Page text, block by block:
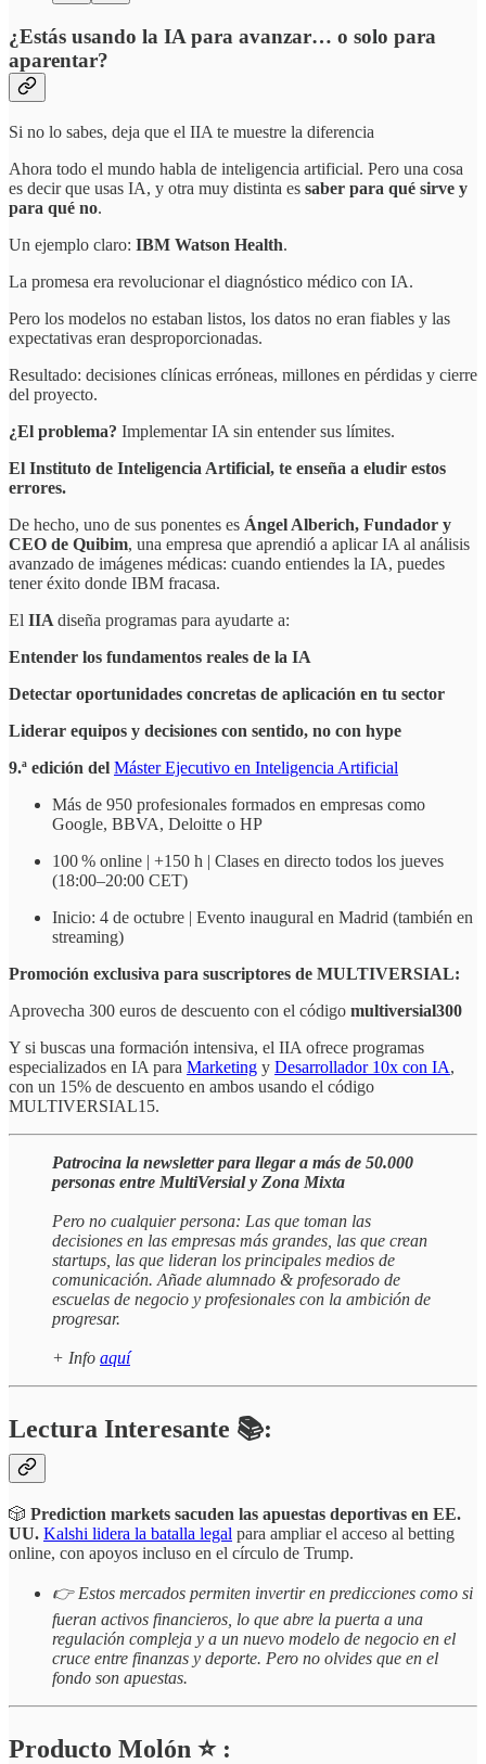
¿Estás usando la IA para avanzar… o solo para
aparentar?
Si no lo sabes, deja que el IIA te muestre la diferencia
Ahora todo el mundo habla de inteligencia artificial. Pero una cosa
es decir que usas IA, y otra muy distinta es saber para qué sirve y
para qué no.
Un ejemplo claro: IBM Watson Health.
La promesa era revolucionar el diagnóstico médico con IA.
Pero los modelos no estaban listos, los datos no eran fiables y las
expectativas eran desproporcionadas.
Resultado: decisiones clínicas erróneas, millones en pérdidas y cierre
del proyecto.
¿El problema? Implementar IA sin entender sus límites.
El Instituto de Inteligencia Artificial, te enseña a eludir estos
errores.
De hecho, uno de sus ponentes es Ángel Alberich, Fundador y
CEO de Quibim, una empresa que aprendió a aplicar IA al análisis
avanzado de imágenes médicas: cuando entiendes la IA, puedes
tener éxito donde IBM fracasa.
El IIA diseña programas para ayudarte a:
Entender los fundamentos reales de la IA
Detectar oportunidades concretas de aplicación en tu sector
Liderar equipos y decisiones con sentido, no con hype
9.ª edición del Máster Ejecutivo en Inteligencia Artificial
Más de 950 profesionales formados en empresas como
Google, BBVA, Deloitte o HP
100 % online | +150 h | Clases en directo todos los jueves
(18:00–20:00 CET)
Inicio: 4 de octubre | Evento inaugural en Madrid (también en
streaming)
Promoción exclusiva para suscriptores de MULTIVERSIAL:
Aprovecha 300 euros de descuento con el código multiversial300
Y si buscas una formación intensiva, el IIA ofrece programas
especializados en IA para Marketing y Desarrollador 10x con IA,
con un 15% de descuento en ambos usando el código
MULTIVERSIAL15.
Patrocina la newsletter para llegar a más de 50.000
personas entre MultiVersial y Zona Mixta
Pero no cualquier persona: Las que toman las
decisiones en las empresas más grandes, las que crean
startups, las que lideran los principales medios de
comunicación. Añade alumnado & profesorado de
escuelas de negocio y profesionales con la ambición de
progresar.
+ Info aquí
Lectura Interesante 📚:
🎲 Prediction markets sacuden las apuestas deportivas en EE.
UU. Kalshi lidera la batalla legal para ampliar el acceso al betting
online, con apoyos incluso en el círculo de Trump.
👉 Estos mercados permiten invertir en predicciones como si
fueran activos financieros, lo que abre la puerta a una
regulación compleja y a un nuevo modelo de negocio en el
cruce entre finanzas y deporte. Pero no olvides que en el
fondo son apuestas.
Producto Molón ⭐ :